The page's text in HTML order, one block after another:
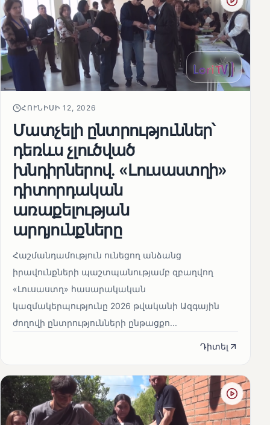
ՀՈՒՆԻՍԻ 12, 2026
Մատչելի ընտրություններ՝
դեռևս չլուծված
խնդիրներով. «Լուսաստղի»
դիտորդական
առաքելության
արդյունքները
Հաշմանդամություն ունեցող անձանց
իրավունքների պաշտպանությամբ զբաղվող
«Լուսաստղ» հասարակական
կազմակերպությունը 2026 թվականի Ազգային
ժողովի ընտրությունների ընթացքո...
Դիտել